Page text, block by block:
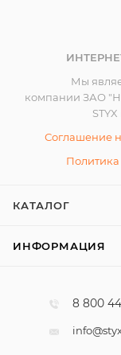
Мы
компании ЗАО
Соглашение
КАТАЛОГ
ИНФОРМАЦИЯ
8 800